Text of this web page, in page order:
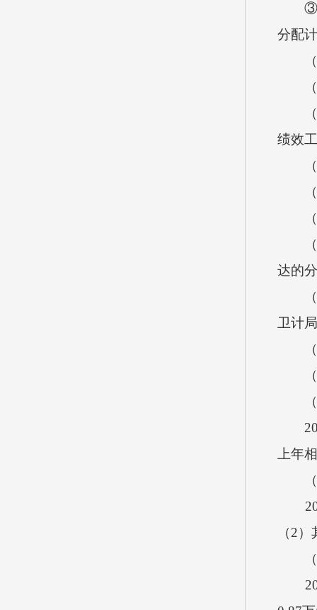
③其
分配
（二
（1
（2
绩效
（3
（三
（1
（2
达的
（3
卫计
（四
（五
（六
上年
（
（2
（